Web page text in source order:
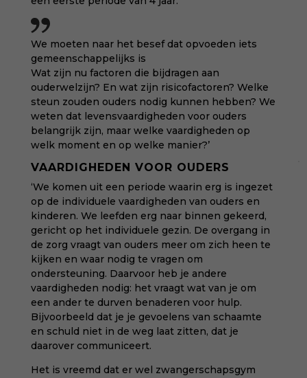
We moeten naar het besef dat opvoeden iets
gemeenschappelijks is
Wat zijn nu factoren die bijdragen aan
ouderwelzijn? En wat zijn risicofactoren? Welke
steun zouden ouders nodig kunnen hebben? We
weten dat levensvaardigheden voor ouders
belangrijk zijn, maar welke vaardigheden op
welk moment en op welke manier?’
VAARDIGHEDEN VOOR OUDERS
‘We komen uit een periode waarin erg is ingezet
op de individuele vaardigheden van ouders en
kinderen. We leefden erg naar binnen gekeerd,
gericht op het individuele gezin. De overgang in
de zorg vraagt van ouders meer om zich heen te
kijken en waar nodig te vragen om
ondersteuning. Daarvoor heb je andere
vaardigheden nodig: het vraagt wat van je om
een ander te durven benaderen voor hulp.
Bijvoorbeeld dat je je gevoelens van schaamte
en schuld niet in de weg laat zitten, dat je
daarover communiceert.
Het is vreemd dat er wel zwangerschapsgym